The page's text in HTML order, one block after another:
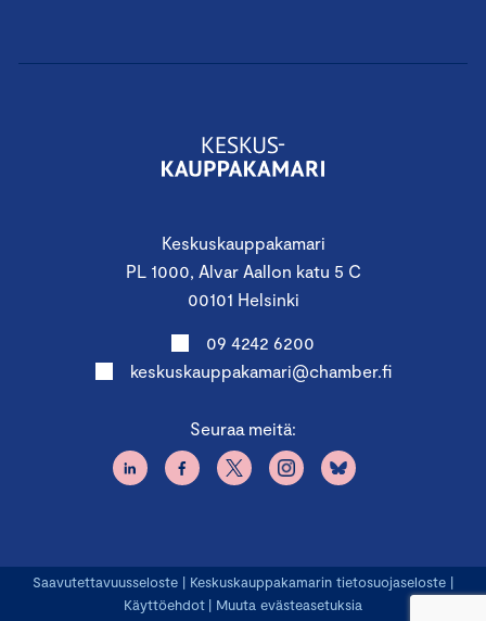
Keskuskauppakamari
PL 1000, Alvar Aallon katu 5 C
00101 Helsinki
09 4242 6200
keskuskauppakamari@chamber.fi
Seuraa meitä:
Saavutettavuusseloste | Keskuskauppakamarin tietosuojaseloste |
Käyttöehdot | Muuta evästeasetuksia